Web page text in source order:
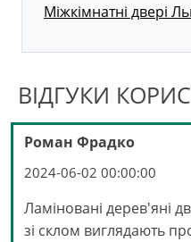
Міжкімнатні двері
ВІДГУКИ
Роман Фрадко
2024-06-02 00:00:00
Ламіновані дерев'яні
зі склом виглядають